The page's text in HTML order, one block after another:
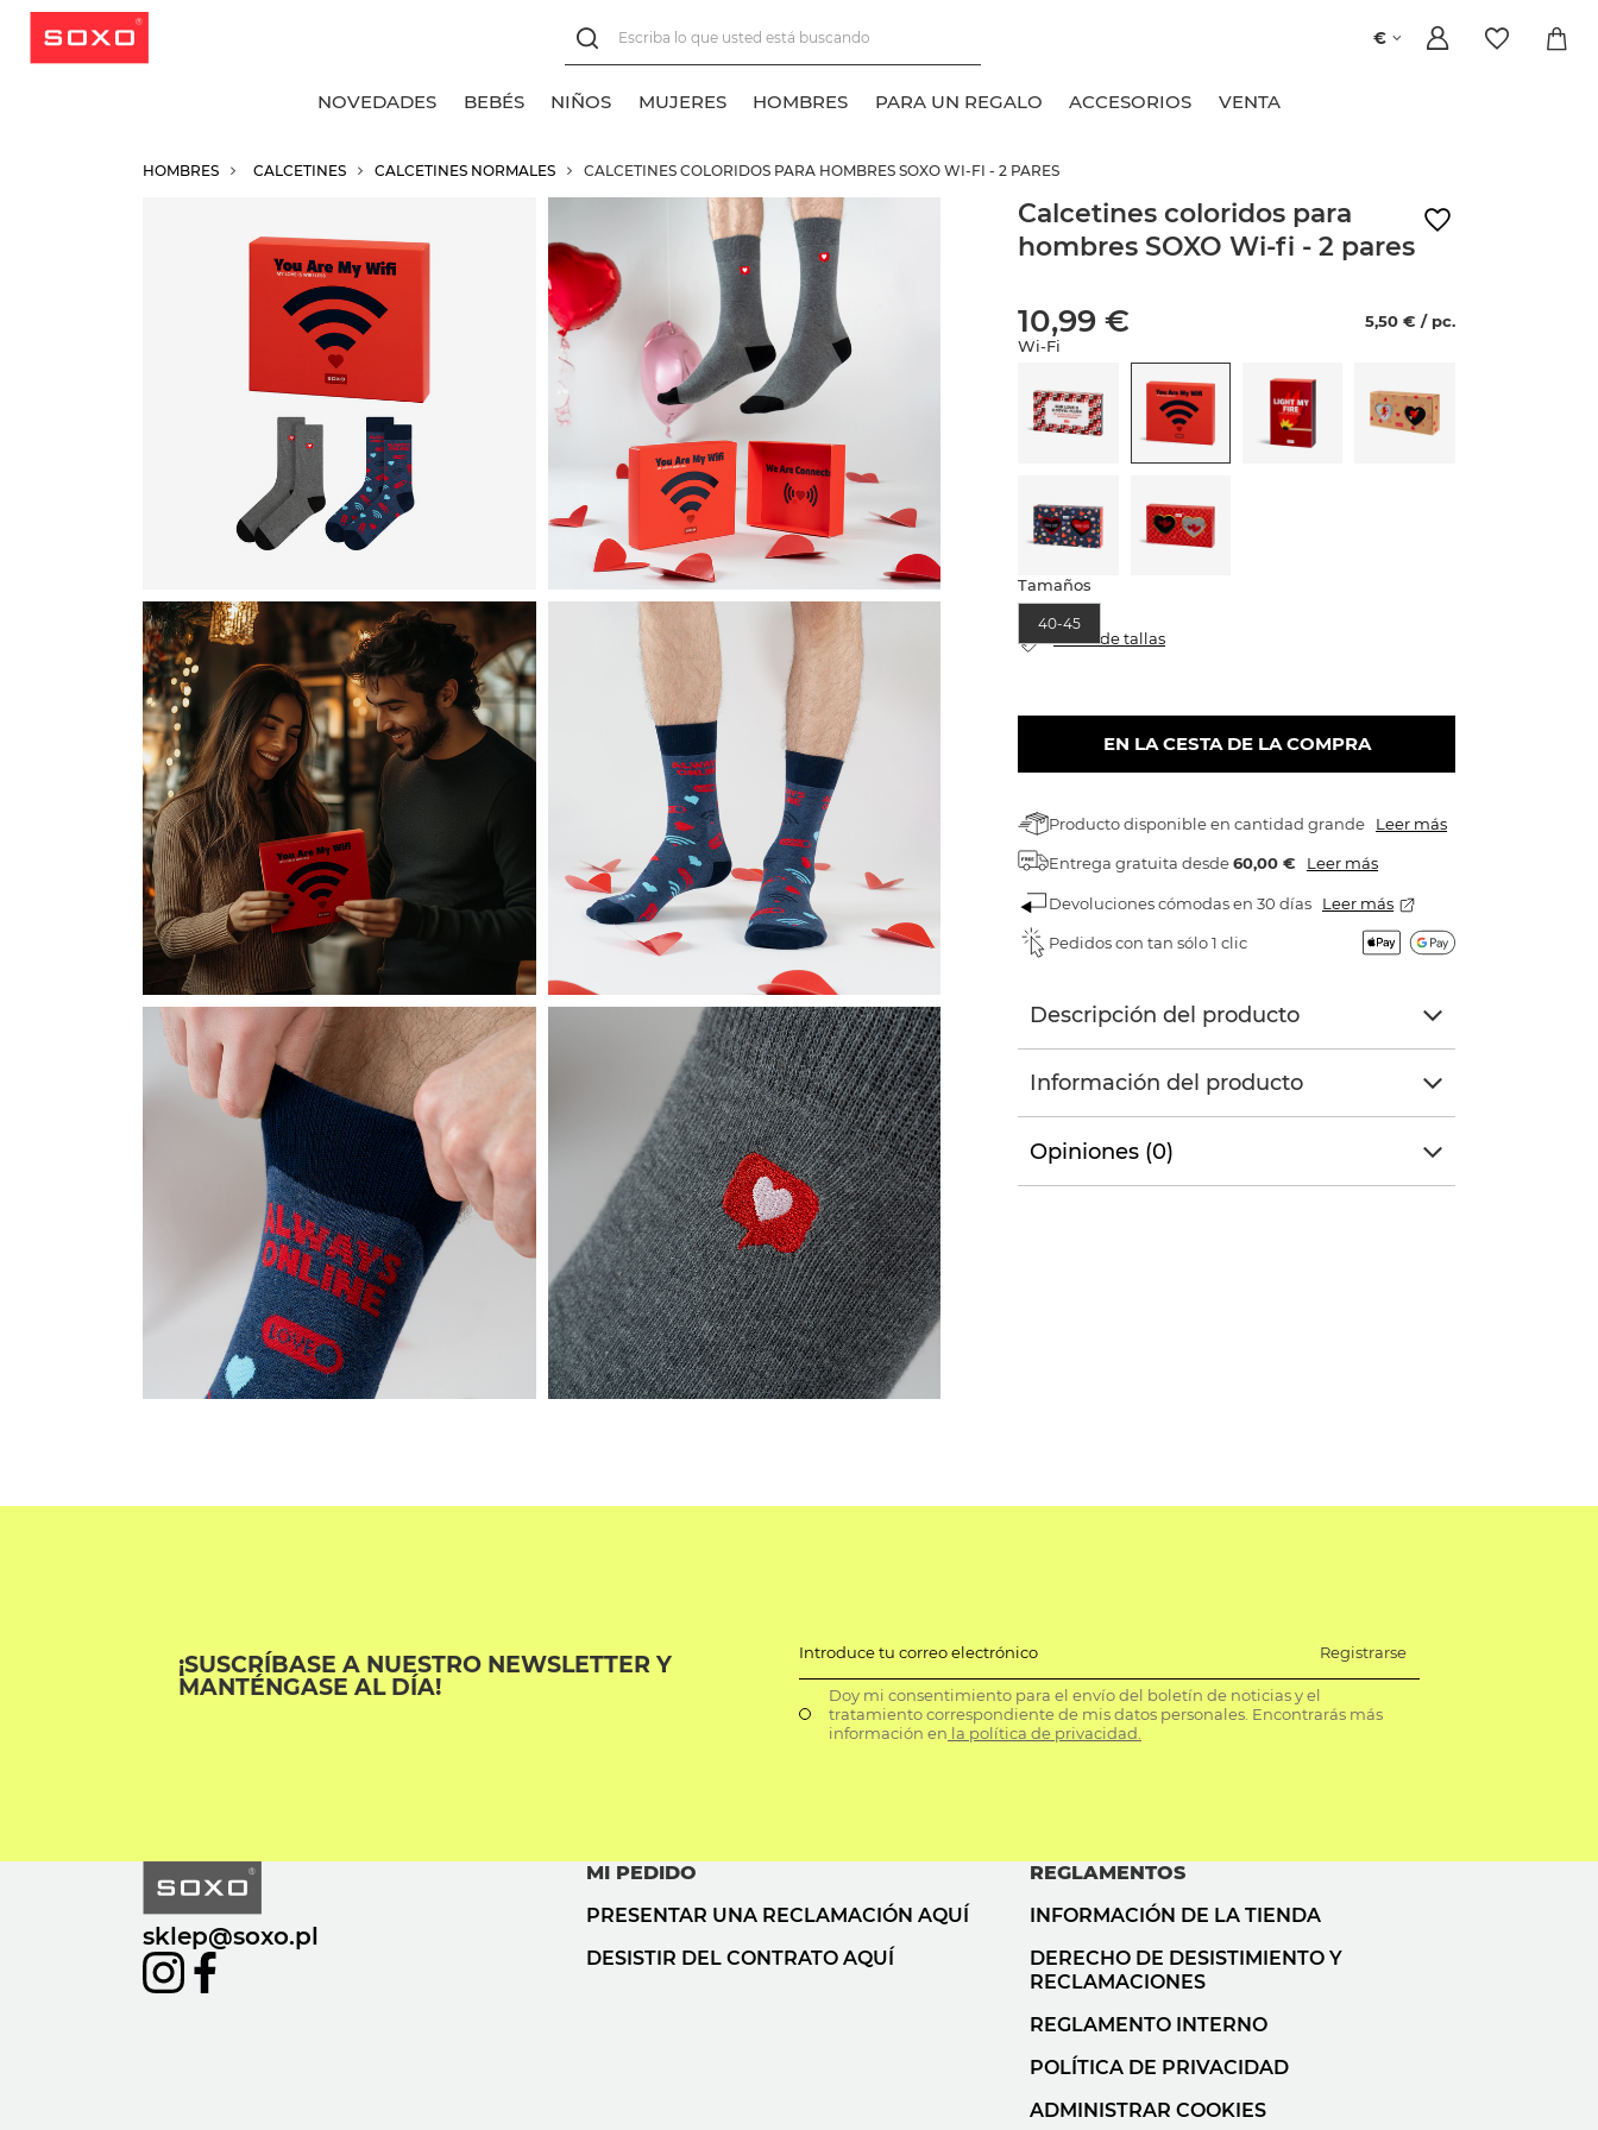
€
NOVEDADES BEBÉS
Ver todos
Clasico
NIÑOS
Ver todos
Clasico
MUJERES
Ver todos
Calcetines tobilleros
Calcetines normales
Calcetines invisibles
HOMBRES
Ver todos
Calcetines normales
Calcetines tobilleros
Calcetines invisibles
Calcetines sneakers
PARA UN REGALO ACCESORIOS VENTA
HOMBRES CALCETINES CALCETINES NORMALES CALCETINES COLORIDOS PARA HOMBRES SOXO WI-FI - 2 PARES
Calcetines coloridos para
hombres SOXO Wi-fi - 2 pares
10,99 €
5,50 € / pc.
Wi-Fi
Tamaños
40-45
Tabla de tallas
EN LA CESTA DE LA COMPRA
Producto disponible en cantidad grande Leer más
Entrega gratuita desde60,00 € Leer más
Devoluciones cómodas en 30 días Leer más
Pedidos con tan sólo 1 clic
Descripción del producto
Información del producto
Opiniones (0)
¡SUSCRÍBASE A NUESTRO NEWSLETTER Y
MANTÉNGASE AL DÍA!
Introduce tu correo electrónico Registrarse
Doy mi consentimiento para el envío del boletín de noticias y el
tratamiento correspondiente de mis datos personales. Encontrarás más
información en la política de privacidad.
sklep@soxo.pl
MI PEDIDO
PRESENTAR UNA RECLAMACIÓN AQUÍ
DESISTIR DEL CONTRATO AQUÍ
REGLAMENTOS
INFORMACIÓN DE LA TIENDA
DERECHO DE DESISTIMIENTO Y
RECLAMACIONES
REGLAMENTO INTERNO
POLÍTICA DE PRIVACIDAD
ADMINISTRAR COOKIES